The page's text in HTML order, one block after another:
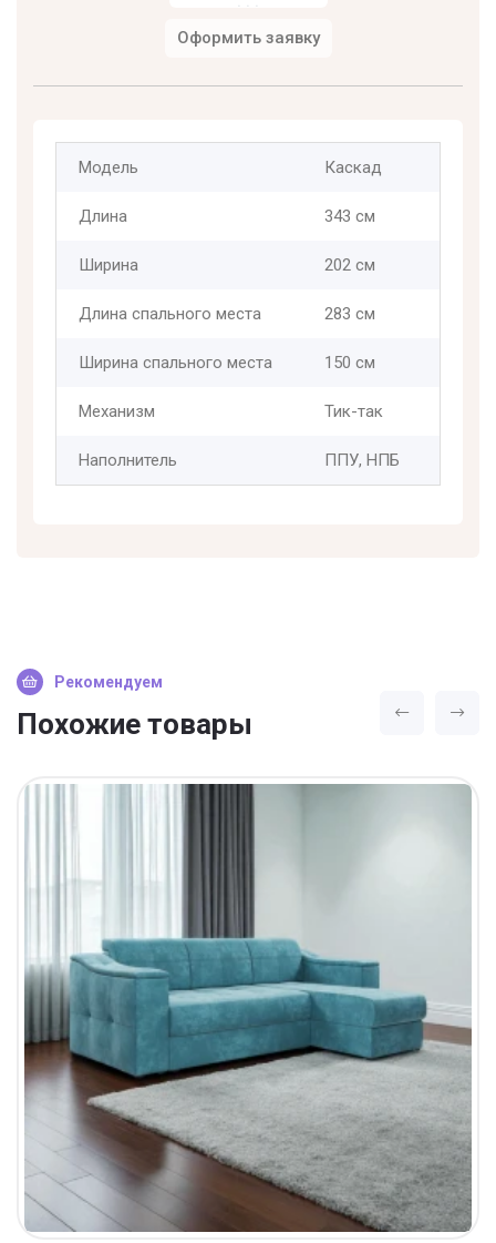
Оформить заявку
Модель Каскад
Длина 343 см
Ширина 202 см
Длина спального места 283 см
Ширина спального места 150 см
Механизм Тик-так
Наполнитель ППУ, НПБ
Рекомендуем
Похожие товары